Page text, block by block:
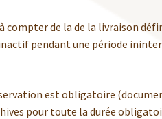
compter de la de la livraison
pendant une période
est obligatoire
pour toute la durée